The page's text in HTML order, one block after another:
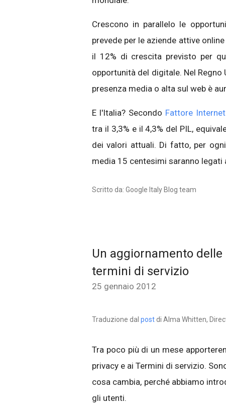
Crescono in parallelo le
prevede per le aziende attive
il 12% di crescita previsto per
opportunità del digitale. Nel
presenza media o alta sul web è
E l'Italia? Secondo Fattore Internet
tra il 3,3% e il 4,3% del PIL,
dei valori attuali. Di fatto, per
media 15 centesimi saranno legati
Scritto da: Google Italy Blog team
Un aggiornamento
termini di servizio
25 gennaio 2012
Traduzione dal post di Alma Whitten,
Tra poco più di un mese
privacy e ai Termini di servizio.
cosa cambia, perché abbiamo
gli utenti.